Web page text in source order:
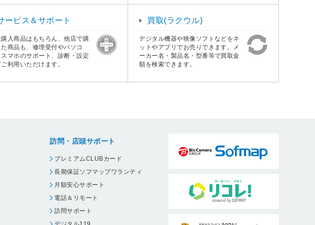
ービス＆サポート
購入商品はもちろん、他店で購
た商品も、修理受付やパソコ
スマホのサポート、診断・設定
利用いただけます。
買取(ラクウル)
デジタル機器や映像ソフトなどをネ
ットやアプリでお売りできます。メ
ーカー名・製品名・型番等で買取金
額を検索できます。
訪問・店頭サポート
プレミアムCLUBカード
長期保証ソフマップワランティ
月額安心サポート
電話＆リモート
訪問サポート